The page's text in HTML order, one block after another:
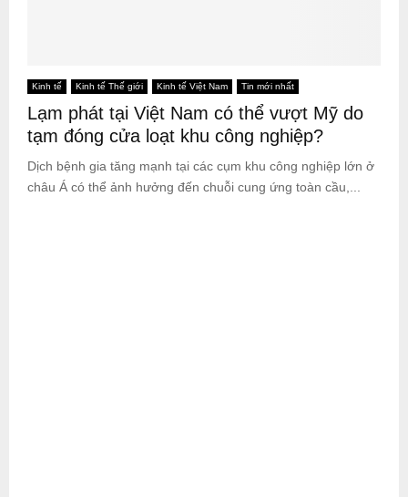
Kinh tế Kinh tế Thế giới Kinh tế Việt Nam Tin mới nhất
Lạm phát tại Việt Nam có thể vượt Mỹ do
tạm đóng cửa loạt khu công nghiệp?
Dịch bệnh gia tăng mạnh tại các cụm khu công nghiệp lớn ở
châu Á có thể ảnh hưởng đến chuỗi cung ứng toàn cầu,...